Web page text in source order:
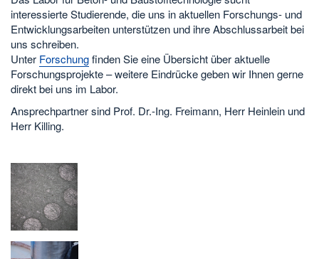
interessierte Studierende, die uns in aktuellen Forschungs- und
Entwicklungsarbeiten unterstützen und ihre Abschlussarbeit bei
uns schreiben.
Unter Forschungfinden Sie eine Übersicht über aktuelle
Forschungsprojekte – weitere Eindrücke geben wir Ihnen gerne
direkt bei uns im Labor.
Ansprechpartner sind Prof. Dr.-Ing. Freimann, Herr Heinlein und
Herr Killing.